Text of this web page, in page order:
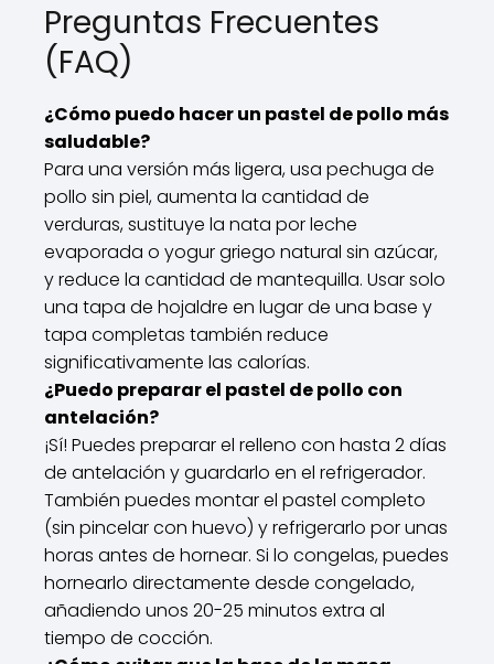
Preguntas Frecuentes
(FAQ)
¿Cómo puedo hacer un pastel de pollo más
saludable?
Para una versión más ligera, usa pechuga de
pollo sin piel, aumenta la cantidad de
verduras, sustituye la nata por leche
evaporada o yogur griego natural sin azúcar,
y reduce la cantidad de mantequilla. Usar solo
una tapa de hojaldre en lugar de una base y
tapa completas también reduce
significativamente las calorías.
¿Puedo preparar el pastel de pollo con
antelación?
¡Sí! Puedes preparar el relleno con hasta 2 días
de antelación y guardarlo en el refrigerador.
También puedes montar el pastel completo
(sin pincelar con huevo) y refrigerarlo por unas
horas antes de hornear. Si lo congelas, puedes
hornearlo directamente desde congelado,
añadiendo unos 20-25 minutos extra al
tiempo de cocción.